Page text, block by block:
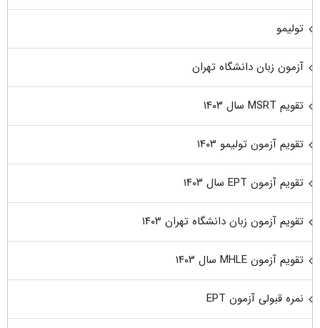
تولیمو
آزمون زبان دانشگاه تهران
تقویم MSRT سال ۱۴۰۳
تقویم آزمون تولیمو ۱۴۰۳
تقویم آزمون EPT سال ۱۴۰۳
تقویم آزمون زبان دانشگاه تهران ۱۴۰۳
تقویم آزمون MHLE سال ۱۴۰۳
نمره قبولی آزمون EPT